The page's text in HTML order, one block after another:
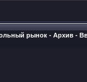
рынок - Архив -